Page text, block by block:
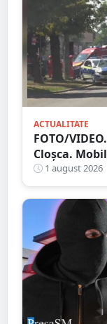
ACTUALITATE
FOTO/
Cloșca.
1 august 2026